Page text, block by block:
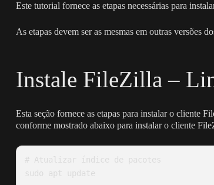
Este tutorial fornece as etapas necessárias para
As etapas devem ser as mesmas em outras versões
Instale FileZilla –
Esta seção fornece as etapas para instalar o cliente
conforme mostrado abaixo para instalar o cliente
# Atualizar índice de pacotes
sudo apt update